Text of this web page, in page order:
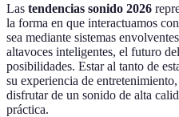
Las tendencias sonido 2026
la forma en que interactuamos
sea mediante sistemas
altavoces inteligentes, el futuro
posibilidades. Estar al tanto de
su experiencia de
disfrutar de un sonido de alta
práctica.